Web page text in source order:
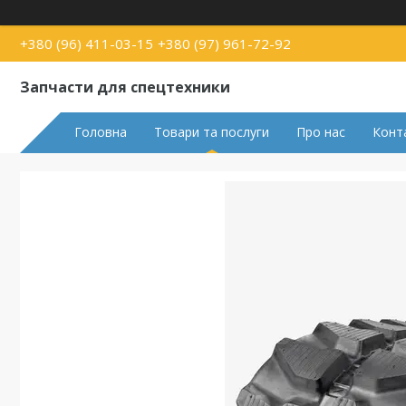
+380 (96) 411-03-15 +380 (97) 961-72-92
Запчасти для спецтехники
Головна Товари та послуги Про нас